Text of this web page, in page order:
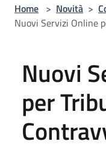
Home > Novità >
Nuovi Servizi Online
Nuovi
per